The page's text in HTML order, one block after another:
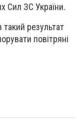
Сил ЗС України.
такий результат
повітряні